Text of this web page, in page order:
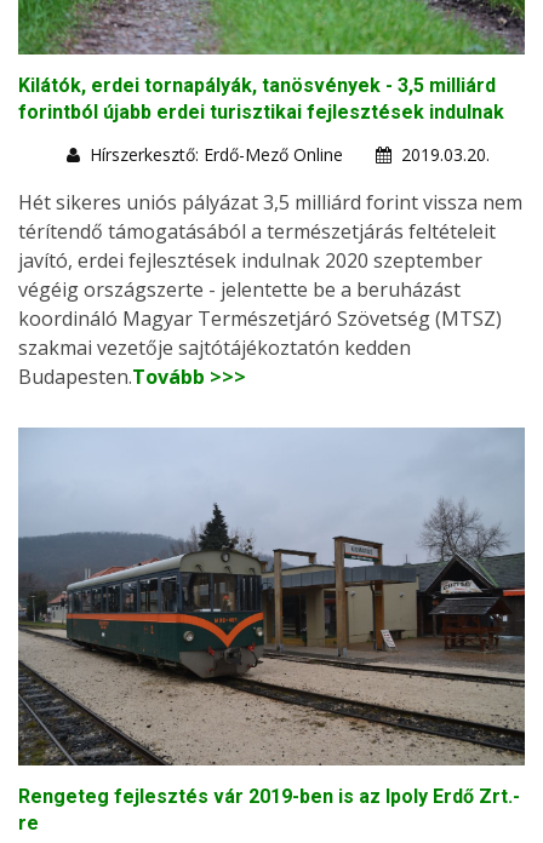
Kilátók, erdei tornapályák, tanösvények - 3,5 milliárd
forintból újabb erdei turisztikai fejlesztések indulnak
Hírszerkesztő: Erdő-Mező Online
2019.03.20.
Hét sikeres uniós pályázat 3,5 milliárd forint vissza nem
térítendő támogatásából a természetjárás feltételeit
javító, erdei fejlesztések indulnak 2020 szeptember
végéig országszerte - jelentette be a beruházást
koordináló Magyar Természetjáró Szövetség (MTSZ)
szakmai vezetője sajtótájékoztatón kedden
Budapesten.Tovább >>>
Rengeteg fejlesztés vár 2019-ben is az Ipoly Erdő Zrt.-
re